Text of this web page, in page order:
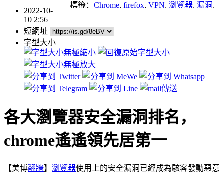
標籤： Chrome, firefox, VPN, 瀏覽器, 漏洞 ,
2022-10-
10 2:56
短網址
字型大小
各大瀏覽器安全漏洞排名，
chrome遙遙領先居第一
【美博翻牆】 瀏覽器使用上的安全漏洞已經成為駭客發動惡意